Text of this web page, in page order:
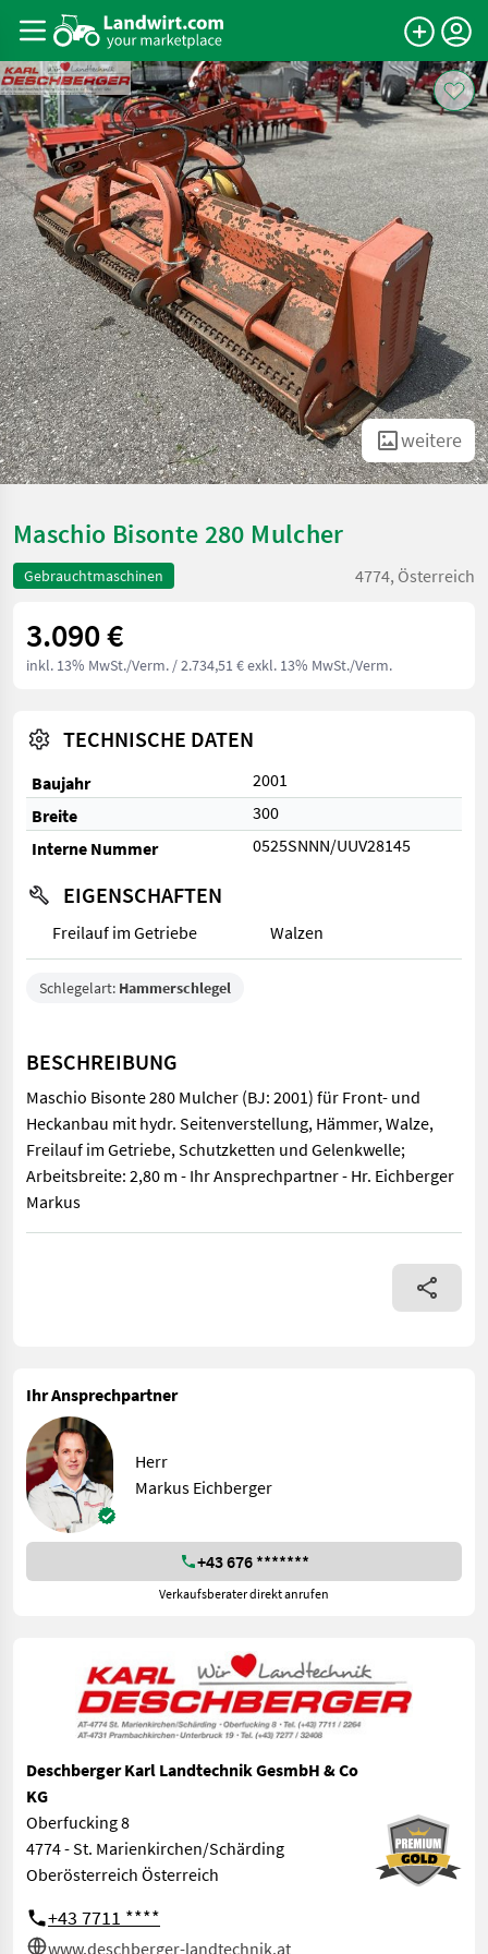
weitere
Maschio Bisonte 280 Mulcher
Gebrauchtmaschinen 4774, Österreich
3.090 €
inkl. 13% MwSt./Verm. / 2.734,51 € exkl. 13% MwSt./Verm.
TECHNISCHE DATEN
Baujahr
2001
Breite
300
Interne Nummer
0525SNNN/UUV28145
EIGENSCHAFTEN
Freilauf im Getriebe Walzen
Schlegelart: Hammerschlegel
BESCHREIBUNG
Maschio Bisonte 280 Mulcher (BJ: 2001) für Front- und
Heckanbau mit hydr. Seitenverstellung, Hämmer, Walze,
Freilauf im Getriebe, Schutzketten und Gelenkwelle;
Arbeitsbreite: 2,80 m - Ihr Ansprechpartner - Hr. Eichberger
Markus
Maschio Bisonte 280 Mulcher (BJ: 2001) für Front- und
Ihr Ansprechpartner
Herr
Markus Eichberger
+43 676 *******
Verkaufsberater direkt anrufen
Deschberger Karl Landtechnik GesmbH & Co
KG
Oberfucking 8
4774 - St. Marienkirchen/Schärding
Oberösterreich Österreich
+43 7711 ****
www.deschberger-landtechnik.at